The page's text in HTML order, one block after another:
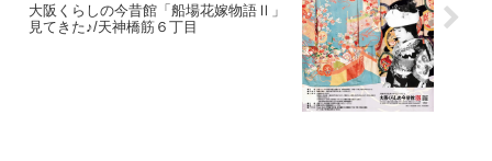
大阪くらしの今昔館「船場花嫁物語Ⅱ」
見てきた♪/天神橋筋６丁目